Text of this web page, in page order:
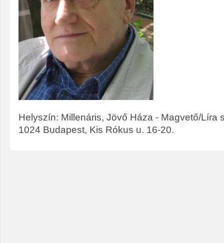
Helyszín: Millenáris, Jövő Háza - Magvető/Líra
1024 Budapest, Kis Rókus u. 16-20.